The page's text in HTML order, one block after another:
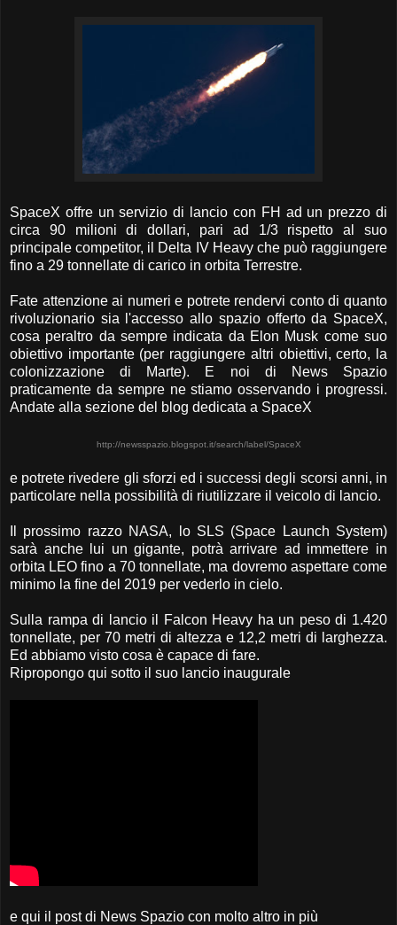
SpaceX offre un servizio di lancio con FH ad un prezzo di
circa 90 milioni di dollari, pari ad 1/3 rispetto al suo
principale competitor, il Delta IV Heavy che può raggiungere
fino a 29 tonnellate di carico in orbita Terrestre.
Fate attenzione ai numeri e potrete rendervi conto di quanto
rivoluzionario sia l'accesso allo spazio offerto da SpaceX,
cosa peraltro da sempre indicata da Elon Musk come suo
obiettivo importante (per raggiungere altri obiettivi, certo, la
colonizzazione di Marte). E noi di News Spazio
praticamente da sempre ne stiamo osservando i progressi.
Andate alla sezione del blog dedicata a SpaceX
http://newsspazio.blogspot.it/search/label/SpaceX
e potrete rivedere gli sforzi ed i successi degli scorsi anni, in
particolare nella possibilità di riutilizzare il veicolo di lancio.
Il prossimo razzo NASA, lo SLS (Space Launch System)
sarà anche lui un gigante, potrà arrivare ad immettere in
orbita LEO fino a 70 tonnellate, ma dovremo aspettare come
minimo la fine del 2019 per vederlo in cielo.
Sulla rampa di lancio il Falcon Heavy ha un peso di 1.420
tonnellate, per 70 metri di altezza e 12,2 metri di larghezza.
Ed abbiamo visto cosa è capace di fare.
Ripropongo qui sotto il suo lancio inaugurale
e qui il post di News Spazio con molto altro in più